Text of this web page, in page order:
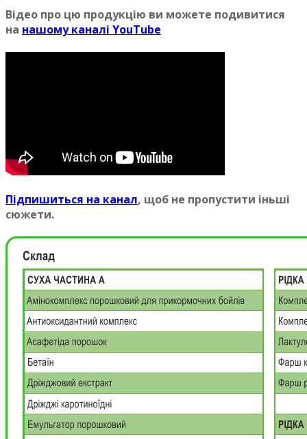
Вiдео про цю продукцiю ви можете подивитися
на нашому каналi YouTube
Пiдпишиться на канал, щоб не пропустити iньшi
сюжети.